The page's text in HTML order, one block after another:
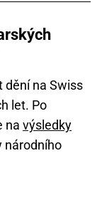
dění na Swiss
let. Po
na výsledky
národního